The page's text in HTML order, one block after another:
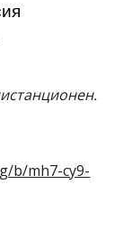
b/mh7-cy9-